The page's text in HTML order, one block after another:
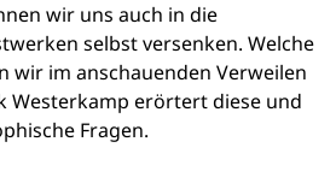
wir uns auch in die
selbst versenken. Welche
wir im anschauenden Verweilen
Westerkamp erörtert diese und
Fragen.